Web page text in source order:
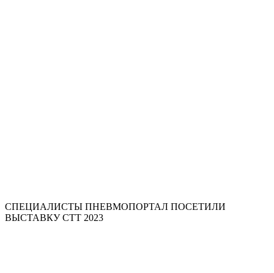
СПЕЦИАЛИСТЫ ПНЕВМОПОРТАЛ ПОСЕТИЛИ
ВЫСТАВКУ СТТ 2023